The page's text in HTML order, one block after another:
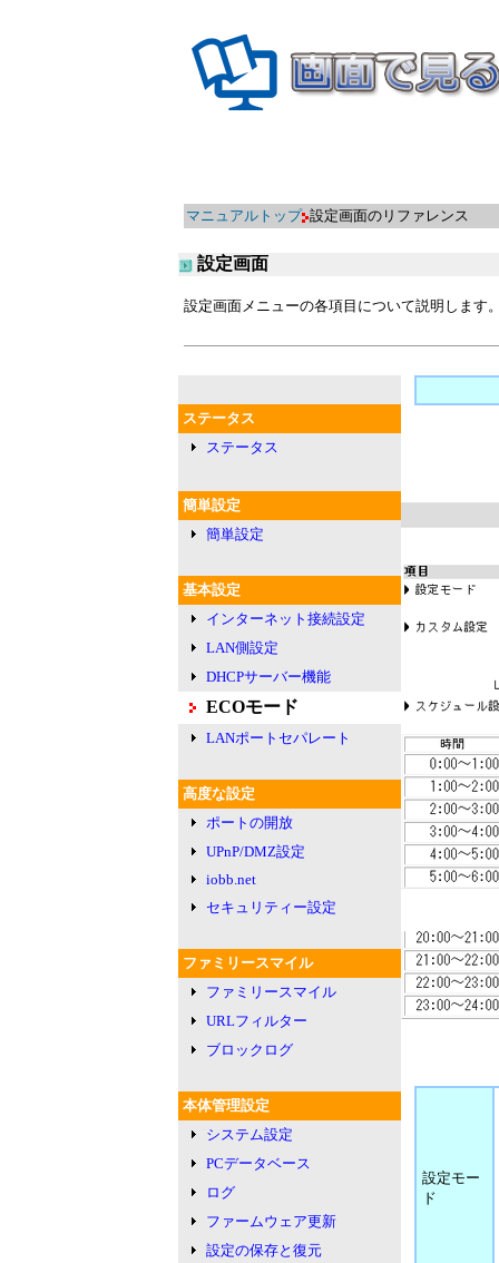
マニュアルトップ 設定画面のリファレンス
設定画面
設定画面メニューの各項目について説明します
ステータス
ステータス
簡単設定
簡単設定
基本設定
インターネット接続設定
LAN側設定
DHCPサーバー機能
ECOモード
LANポートセパレート
高度な設定
ポートの開放
UPnP/DMZ設定
iobb.net
セキュリティー設定
ファミリースマイル
ファミリースマイル
URLフィルター
ブロックログ
本体管理設定
システム設定
PCデータベース
ログ
ファームウェア更新
設定の保存と復元
設定モー
ド